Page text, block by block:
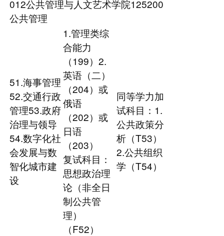
012公共管理与人文艺术学院125200
公共管理
51.海事管理
52.交通行政
管理53.政府
治理与领导
54.数字化社
会发展与数
智化城市建
设
1.管理类综
合能力
（199）2.
英语（二）
（204）或
俄语
（202）或
日语
（203）
复试科目：
思想政治理
论（非全日
制公共管
理）
（F52）
同等学力加
试科目：1.
公共政策分
析（T53）
2.公共组织
学（T54）